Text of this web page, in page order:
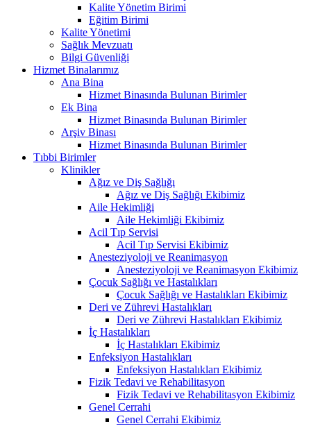
Kalite Yönetim Birimi
Eğitim Birimi
Kalite Yönetimi
Sağlık Mevzuatı
Bilgi Güvenliği
Hizmet Binalarımız
Ana Bina
Hizmet Binasında Bulunan Birimler
Ek Bina
Hizmet Binasında Bulunan Birimler
Arşiv Binası
Hizmet Binasında Bulunan Birimler
Tıbbi Birimler
Klinikler
Ağız ve Diş Sağlığı
Ağız ve Diş Sağlığı Ekibimiz
Aile Hekimliği
Aile Hekimliği Ekibimiz
Acil Tıp Servisi
Acil Tıp Servisi Ekibimiz
Anesteziyoloji ve Reanimasyon
Anesteziyoloji ve Reanimasyon Ekibimiz
Çocuk Sağlığı ve Hastalıkları
Çocuk Sağlığı ve Hastalıkları Ekibimiz
Deri ve Zührevi Hastalıkları
Deri ve Zührevi Hastalıkları Ekibimiz
İç Hastalıkları
İç Hastalıkları Ekibimiz
Enfeksiyon Hastalıkları
Enfeksiyon Hastalıkları Ekibimiz
Fizik Tedavi ve Rehabilitasyon
Fizik Tedavi ve Rehabilitasyon Ekibimiz
Genel Cerrahi
Genel Cerrahi Ekibimiz